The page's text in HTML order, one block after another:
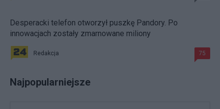
Desperacki telefon otworzył puszkę Pandory. Po
innowacjach zostały zmarnowane miliony
Redakcja 75
Najpopularniejsze